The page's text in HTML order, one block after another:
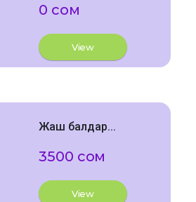
0 сом
View
Жаш балдар...
3500 сом
View